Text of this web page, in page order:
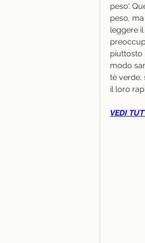
peso'.
peso,
leggere
piuttosto
modo
tè verde,
il loro
VEDI